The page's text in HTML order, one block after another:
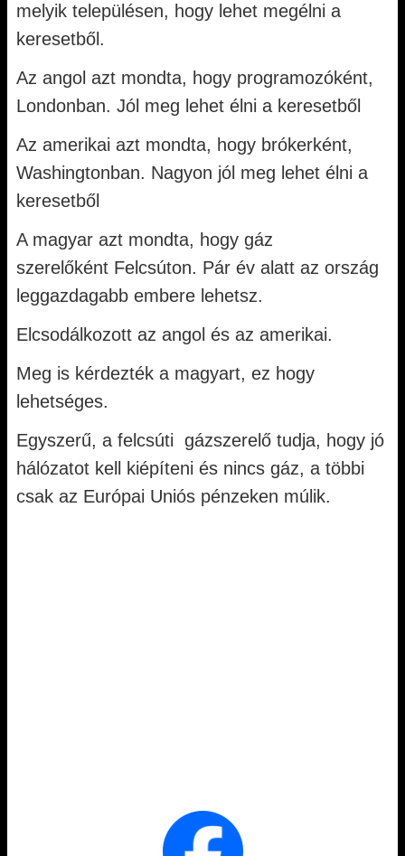
melyik településen, hogy lehet megélni a
keresetből.
Az angol azt mondta, hogy programozóként,
Londonban. Jól meg lehet élni a keresetből
Az amerikai azt mondta, hogy brókerként,
Washingtonban. Nagyon jól meg lehet élni a
keresetből
A magyar azt mondta, hogy gáz
szerelőként Felcsúton. Pár év alatt az ország
leggazdagabb embere lehetsz.
Elcsodálkozott az angol és az amerikai.
Meg is kérdezték a magyart, ez hogy
lehetséges.
Egyszerű, a felcsúti gázszerelő tudja, hogy jó
hálózatot kell kiépíteni és nincs gáz, a többi
csak az Európai Uniós pénzeken múlik.